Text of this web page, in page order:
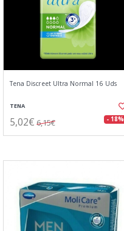
Tena Discreet Ultra Normal 16 Uds
TENA
5,02€ 6,15€ - 18%